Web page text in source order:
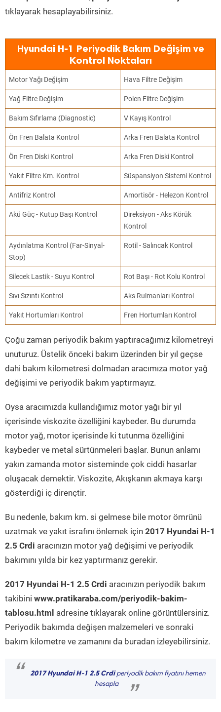
tıklayarak hesaplayabilirsiniz.
Hyundai H-1 Periyodik Bakım Değişim ve
Kontrol Noktaları
Motor Yağı Değişim Hava Filtre Değişim
Yağ Filtre Değişim Polen Filtre Değişim
Bakım Sıfırlama (Diagnostic) V Kayış Kontrol
Ön Fren Balata Kontrol Arka Fren Balata Kontrol
Ön Fren Diski Kontrol Arka Fren Diski Kontrol
Yakıt Filtre Km. Kontrol Süspansiyon Sistemi Kontrol
Antifriz Kontrol Amortisör - Helezon Kontrol
Akü Güç - Kutup Başı Kontrol
Direksiyon - Aks Körük
Kontrol
Aydınlatma Kontrol (Far-Sinyal-
Stop)
Rotil - Salıncak Kontrol
Silecek Lastik - Suyu Kontrol Rot Başı - Rot Kolu Kontrol
Sıvı Sızıntı Kontrol Aks Rulmanları Kontrol
Yakıt Hortumları Kontrol Fren Hortumları Kontrol
Çoğu zaman periyodik bakım yaptıracağımız kilometreyi
unuturuz. Üstelik önceki bakım üzerinden bir yıl geçse
dahi bakım kilometresi dolmadan aracımıza motor yağ
değişimi ve periyodik bakım yaptırmayız.
Oysa aracımızda kullandığımız motor yağı bir yıl
içerisinde viskozite özelliğini kaybeder. Bu durumda
motor yağ, motor içerisinde ki tutunma özelliğini
kaybeder ve metal sürtünmeleri başlar. Bunun anlamı
yakın zamanda motor sisteminde çok ciddi hasarlar
oluşacak demektir. Viskozite, Akışkanın akmaya karşı
gösterdiği iç dirençtir.
Bu nedenle, bakım km. si gelmese bile motor ömrünü
uzatmak ve yakıt israfını önlemek için 2017 Hyundai H-1
2.5 Crdi aracınızın motor yağ değişimi ve periyodik
bakımını yılda bir kez yaptırmanız gerekir.
2017 Hyundai H-1 2.5 Crdi aracınızın periyodik bakım
takibini www.pratikaraba.com/periyodik-bakim-
tablosu.html adresine tıklayarak online görüntülersiniz.
Periyodik bakımda değişen malzemeleri ve sonraki
bakım kilometre ve zamanını da buradan izleyebilirsiniz.
“ 2017 Hyundai H-1 2.5 Crdiperiyodik bakım fiyatını hemen
hesapla
”